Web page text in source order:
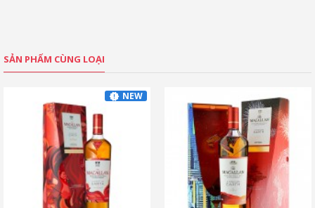
SẢN PHẨM CÙNG LOẠI
NEW